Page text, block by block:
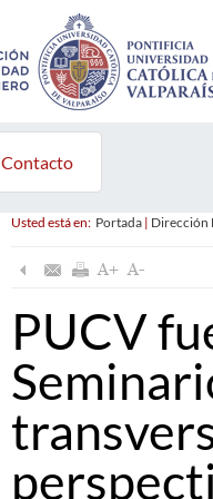
Contacto
Usted está en: Portada| Dirección
PUCV